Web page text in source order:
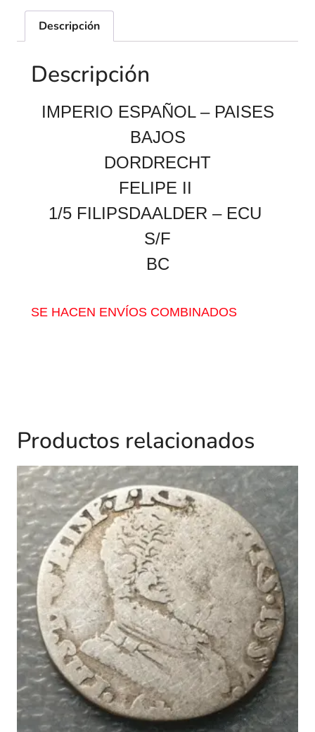
Descripción
Descripción
IMPERIO ESPAÑOL – PAISES
BAJOS
DORDRECHT
FELIPE II
1/5 FILIPSDAALDER – ECU
S/F
BC
SE HACEN ENVÍOS COMBINADOS
Productos relacionados